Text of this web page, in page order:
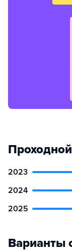
2023
2024
2025
Варианты